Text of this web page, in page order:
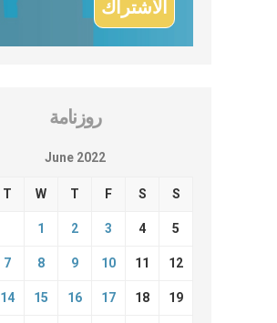
روزنامة
June 2022
T W T F S S
1 2 3 4 5
7 8 9 10 11 12
14 15 16 17 18 19